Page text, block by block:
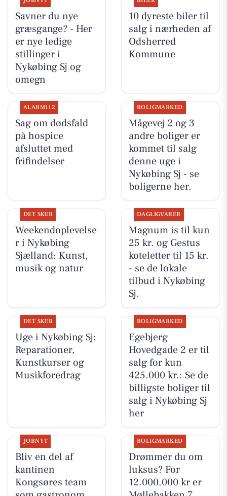
Savner du nye
græsgange? - Her
er nye ledige
stillinger i
Nykøbing Sj og
omegn
10 dyreste biler til
salg i nærheden af
Odsherred
Kommune
ALARM112
Sag om dødsfald
på hospice
afsluttet med
frifindelser
BOLIGMARKED
Mågevej 2 og 3
andre boliger er
kommet til salg
denne uge i
Nykøbing Sj - se
boligerne her.
DET SKER
Weekendoplevelse
r i Nykøbing
Sjælland: Kunst,
musik og natur
DAGLIGVARER
Magnum is til kun
25 kr. og Gestus
koteletter til 15 kr.
- se de lokale
tilbud i Nykøbing
Sj.
DET SKER
Uge i Nykøbing Sj:
Reparationer,
Kunstkurser og
Musikforedrag
BOLIGMARKED
Egebjerg
Hovedgade 2 er til
salg for kun
425.000 kr.: Se de
billigste boliger til
salg i Nykøbing Sj
her
JOBNYT
Bliv en del af
kantinen
Kongsøres team
BOLIGMARKED
Drømmer du om
luksus? For
12.000.000 kr er